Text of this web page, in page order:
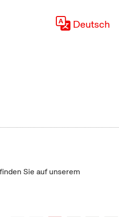
Deutsch
Sie auf unserem